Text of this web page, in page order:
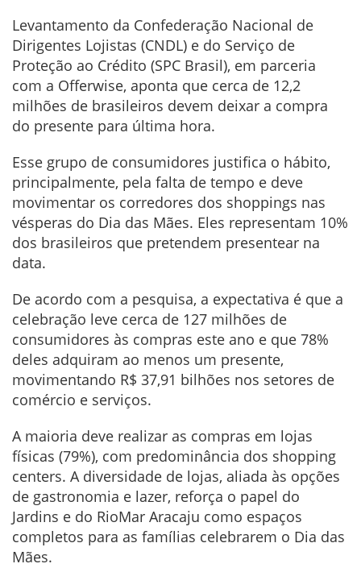
Levantamento da Confederação Nacional de
Dirigentes Lojistas (CNDL) e do Serviço de
Proteção ao Crédito (SPC Brasil), em parceria
com a Offerwise, aponta que cerca de 12,2
milhões de brasileiros devem deixar a compra
do presente para última hora.
Esse grupo de consumidores justifica o hábito,
principalmente, pela falta de tempo e deve
movimentar os corredores dos shoppings nas
vésperas do Dia das Mães. Eles representam 10%
dos brasileiros que pretendem presentear na
data.
De acordo com a pesquisa, a expectativa é que a
celebração leve cerca de 127 milhões de
consumidores às compras este ano e que 78%
deles adquiram ao menos um presente,
movimentando R$ 37,91 bilhões nos setores de
comércio e serviços.
A maioria deve realizar as compras em lojas
físicas (79%), com predominância dos shopping
centers. A diversidade de lojas, aliada às opções
de gastronomia e lazer, reforça o papel do
Jardins e do RioMar Aracaju como espaços
completos para as famílias celebrarem o Dia das
Mães.